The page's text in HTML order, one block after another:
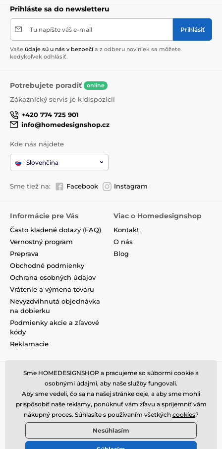
Prihláste sa do newsletteru
Tu napíšte váš e-mail Prihlásiť
Vaše údaje sú u nás v bezpečí a z odberu noviniek sa môžete
kedykoľvek odhlásiť.
Potrebujete poradiť online
Zákaznický servis je k dispozícii
+420 774 725 901
info@homedesignshop.cz
Kde nás nájdete
Slovenčina
Sme tiež na: Facebook Instagram
Informácie pre Vás
Často kladené dotazy (FAQ)
Vernostný program
Preprava
Obchodné podmienky
Ochrana osobných údajov
Vrátenie a výmena tovaru
Nevyzdvihnutá objednávka
na dobierku
Podmienky akcie a zľavové
kódy
Reklamacie
Viac o Homedesignshop
Kontakt
O nás
Blog
Sme HOMEDESIGNSHOP a pracujeme so súbormi cookie a
osobnými údajmi, aby naše služby fungovali.
Aby sme vedeli, čo sa na našej stránke deje, a aby sme mohli
prispôsobiť naše reklamy, ponúknuť vám zľavu a spríjemniť vám
nákupný proces. Súhlasíte s používaním všetkých cookies?
Nesúhlasím